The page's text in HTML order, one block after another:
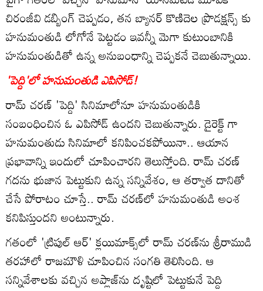
చిరంజీవి డబ్బింగ్ చెప్పడం, తన బ్యానర్ కొణిదెల ప్రొడక్షన్స్ కు
హనుమంతుడి లోగోనే పెట్టడం ఇవన్నీ మెగా కుటుంబానికి
హనుమంతుడితో ఉన్న అనుబంధాన్ని చెప్పకనే చెబుతున్నాయి.
'పెద్ది'లో హనుమంతుడి ఎపిసోడ్!
రామ్ చరణ్ 'పెద్ది' సినిమాలోనూ హనుమంతుడికి
సంబంధించిన ఓ ఎపిసోడ్ ఉందని చెబుతున్నారు. డైరెక్ట్ గా
హనుమంతుడు సినిమాలో కనిపించకపోయినా.. ఆయాన
ప్రభావాన్ని ఇందులో చూపించారని తెలుస్తోంది. రామ్ చరణ్
గదను భుజాన పెట్టుకుని ఉన్న సన్నివేశం, ఆ తర్వాత దానితో
చేసే పోరాటం చూస్తే.. రామ్ చరణ్‌లో హనుమంతుడి అంశ
కనిపిస్తుందని అంటున్నారు.
గతంలో 'ట్రిపుల్ ఆర్' క్లయిమాక్స్‌లో రామ్ చరణ్‌ను శ్రీరాముడి
తరహాలో రాజమౌళి చూపించిన సంగతి తెలిసింది. ఆ
సన్నివేశాలకు వచ్చిన అప్లాజ్‌ను దృష్టిలో పెట్టుకునే పెద్ది